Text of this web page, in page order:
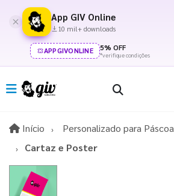
App GIV Online
10 mil+ downloads
APPGIVONLINE 5% OFF
*verifique condições
Início InícioPersonalizado para Páscoa​
Cartaz e Poster